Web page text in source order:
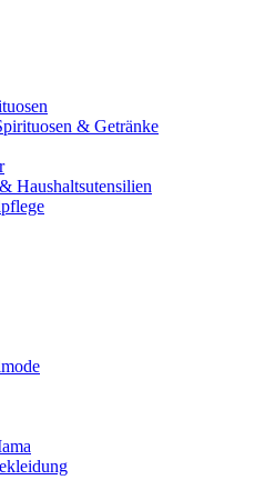
& Getränke
Haushaltsutensilien